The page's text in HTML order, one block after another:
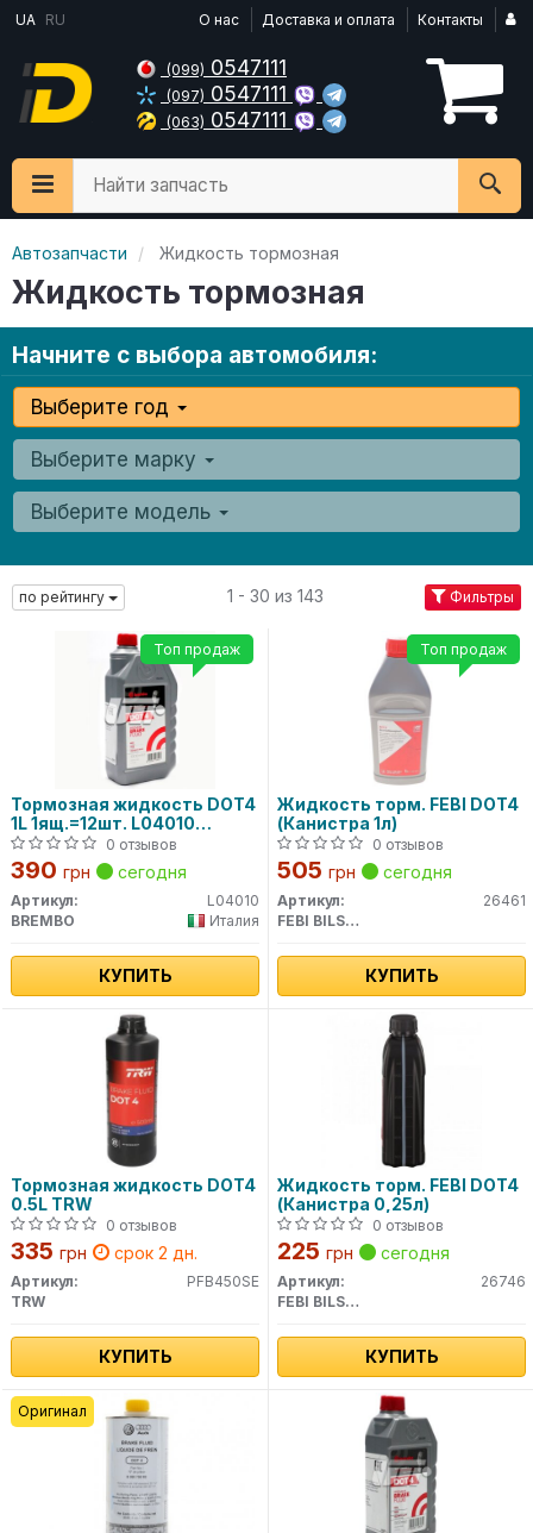
UA RU О нас Доставка и оплата Контакты
(099) 0547111
(097) 0547111
(063) 0547111
Найти запчасть
Автозапчасти Жидкость тормозная
Жидкость тормозная
Начните с выбора автомобиля:
Выберите год
Выберите марку
Выберите модель
по рейтингу 1 - 30 из 143 Фильтры
Тормозная жидкость DOT4
1L 1ящ.=12шт. L04010
BREMBO
0 отзывов
390 грн сегодня
Артикул:
L04010
BREMBO
Италия
КУПИТЬ
Топ продаж
Жидкость торм. FEBI DOT4
(Канистра 1л)
0 отзывов
505 грн сегодня
Артикул:
26461
FEBI BILSTEIN
КУПИТЬ
Топ продаж
Тормозная жидкость DOT4
0.5L TRW
0 отзывов
335 грн срок 2 дн.
Артикул:
PFB450SE
TRW
КУПИТЬ
Жидкость торм. FEBI DOT4
(Канистра 0,25л)
0 отзывов
225 грн сегодня
Артикул:
26746
FEBI BILSTEIN
КУПИТЬ
Оригинал